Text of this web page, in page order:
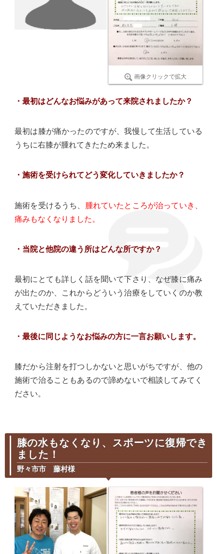
画像クリックで拡大
・最初はどんなお悩みがあって来院されましたか？
最初は膝が痛かったのですが、我慢して生活している
うちに右膝が腫れてきたため来ました。
・施術を受けられてどう変化していきましたか？
施術を受けるうち、 腫れていたところが治っていき、
痛みもなくなりました。
・当院と他院の違う所はどんな所ですか？
最初にとても詳しく話を聞いて下さり、なぜ膝に痛み
が出たのか、これからどういう治療をしていくのか教
えていただきました。
・最後に同じようなお悩みの方に一言お願いします。
膝だから注射を打つしかないと思いがちですが、他の
施術で治ることもあるので諦めないで相談してみてく
ださい。
膝の水もなくなり、スポーツに復帰でき
ました！
野々市市 藤村様